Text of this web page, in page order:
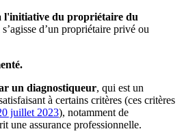
l'initiative du propriétaire du
s’agisse d’un propriétaire privé ou
un diagnostiqueur, qui est un
à certains critères (ces critères
juillet 2023), notamment de
une assurance professionnelle.